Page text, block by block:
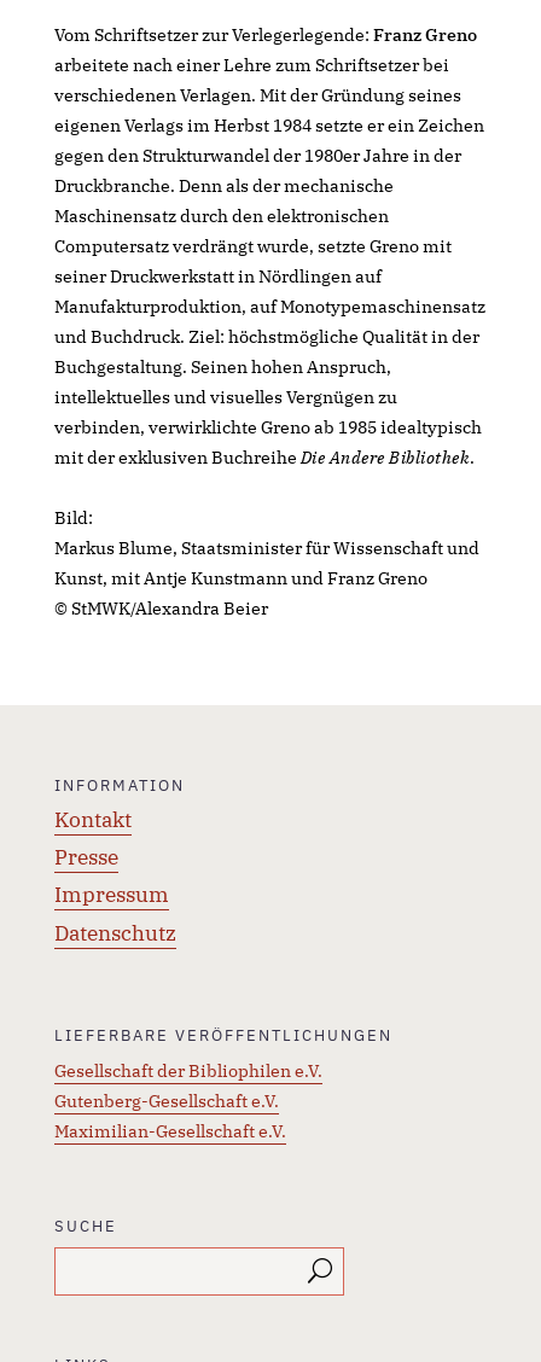
Vom Schriftsetzer zur Verlegerlegende: Franz Greno
arbeitete nach einer Lehre zum Schriftsetzer bei
verschiedenen Verlagen. Mit der Gründung seines
eigenen Verlags im Herbst 1984 setzte er ein Zeichen
gegen den Strukturwandel der 1980er Jahre in der
Druckbranche. Denn als der mechanische
Maschinensatz durch den elektronischen
Computersatz verdrängt wurde, setzte Greno mit
seiner Druckwerkstatt in Nördlingen auf
Manufakturproduktion, auf Monotypemaschinensatz
und Buchdruck. Ziel: höchstmögliche Qualität in der
Buchgestaltung. Seinen hohen Anspruch,
intellektuelles und visuelles Vergnügen zu
verbinden, verwirklichte Greno ab 1985 idealtypisch
mit der exklusiven Buchreihe Die Andere Bibliothek.
Bild:
Markus Blume, Staatsminister für Wissenschaft und
Kunst, mit Antje Kunstmann und Franz Greno
© StMWK/Alexandra Beier
INFORMATION
Kontakt
Presse
Impressum
Datenschutz
LIEFERBARE VERÖFFENTLICHUNGEN
Gesellschaft der Bibliophilen e.V.
Gutenberg-Gesellschaft e.V.
Maximilian-Gesellschaft e.V.
SUCHE